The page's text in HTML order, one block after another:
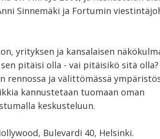
Sinnemäki ja Fortumin
yrityksen ja kansalaisen
pitäisi olla - vai pitäisikö sitä olla?
rennossa ja välittömässä
kannustetaan tuomaan oman
keskusteluun.
Bulevardi 40, Helsinki.